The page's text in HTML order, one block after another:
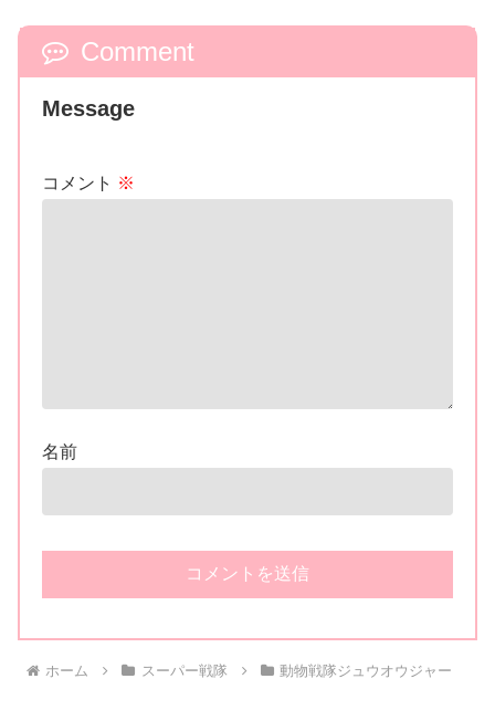
Comment
Message
コメント ※
名前
ホーム スーパー戦隊 動物戦隊ジュウオウジャー